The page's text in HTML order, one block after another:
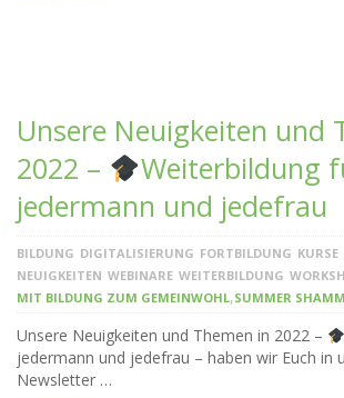
Unsere Neuigkeiten und
2022 –
Weiterbildung
jedermann und jedefrau
BILDUNG DIGITALISIERUNG FORTBILDUNG KURSE
NEUIGKEITEN WEBINARE WEITERBILDUNG
MIT BILDUNG ZUM GEMEINWOHL,SUMMER
Unsere Neuigkeiten und Themen in 2022 –
jedermann und jedefrau – haben wir Euch in
Newsletter …